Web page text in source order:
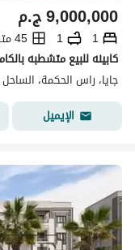
ج.م9,000,000
1
1
45 متر مربع
كابينه للبيع متشطبه
جايا، راس الحكمة،
الإيميل